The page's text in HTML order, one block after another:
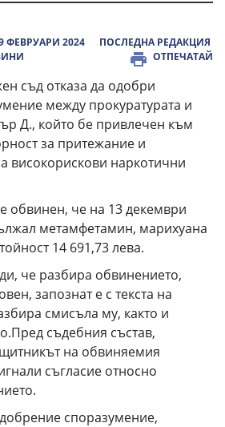
ФЕВРУАРИ 2024
ПОСЛЕДНА РЕДАКЦИЯ
ОТПЕЧАТАЙ
съд отказа да одобри
между прокуратурата и
Д., който бе привлечен към
за притежание и
високорискови наркотични
обвинен, че на 13 декември
метамфетамин, марихуана
14 691,73 лева.
че разбира обвинението,
запознат е с текста на
смисъла му, както и
съдебния състав,
на обвиняемия
съгласие относно
споразумение,